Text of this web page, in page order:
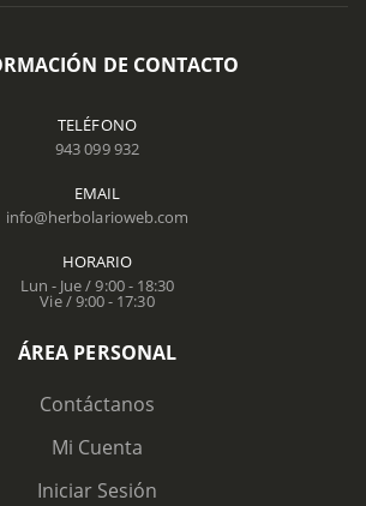
DE CONTACTO
TELÉFONO
943 099 932
EMAIL
info@herbolarioweb.com
HORARIO
Lun - Jue / 9:00 - 18:30
Vie / 9:00 - 17:30
ÁREA PERSONAL
Contáctanos
Mi Cuenta
Iniciar Sesión